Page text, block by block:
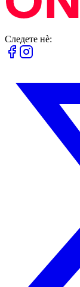
Следете нè: